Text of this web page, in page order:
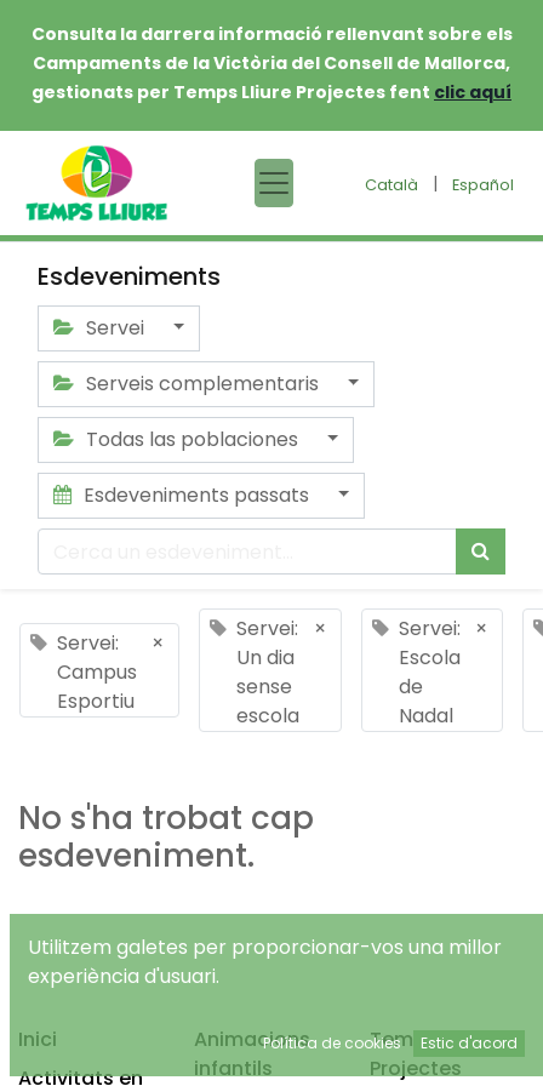
Consulta la darrera informació rellenvant sobre els
Campaments de la Victòria del Consell de Mallorca,
gestionats per Temps Lliure Projectes fent clic aquí
Català | Español
Esdeveniments
Servei
Serveis complementaris
Todas las poblaciones
Esdeveniments passats
Servei:
Campus
Esportiu
×
Servei:
Un dia
sense
escola
×
Servei:
Escola
de
Nadal
×
No s'ha trobat cap
esdeveniment.
Inici
Activitats en
Animacions
infantils
Temps Lliure
Projectes
Utilitzem galetes per proporcionar-vos una millor
experiència d'usuari.
Política de cookies Estic d'acord